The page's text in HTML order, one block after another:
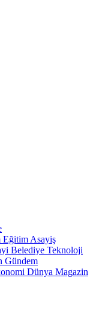
Eğitim Asayiş
Belediye Teknoloji
Gündem
Dünya Magazin